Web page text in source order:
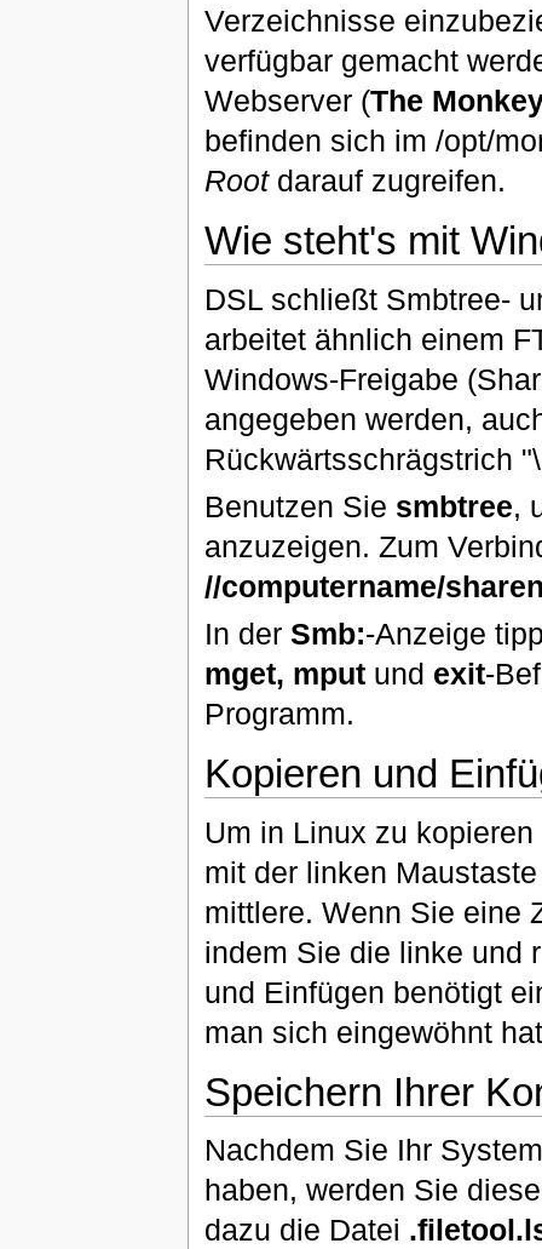
Verzeichnisse
verfügbar gemacht
Webserver (The
befinden sich im /opt/
Rootdarauf zugreifen.
Wie steht's mit
DSL schließt Smbtree-
arbeitet ähnlich einem
Windows-Freigabe
angegeben werden,
Rückwärtsschrägstrich
Benutzen Sie smbtree,
anzuzeigen. Zum
//computername/
In der Smb:-Anzeige
mget, mputund exit-
Programm.
Kopieren und
Um in Linux zu
mit der linken
mittlere. Wenn Sie eine
indem Sie die linke und
und Einfügen benötigt
man sich eingewöhnt
Speichern Ihrer
Nachdem Sie Ihr
haben, werden Sie
dazu die Datei